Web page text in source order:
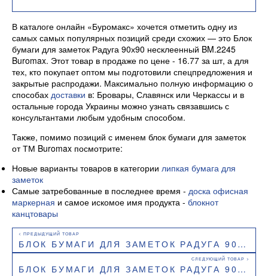
В каталоге онлайн «Буромакс» хочется отметить одну из
самых самых популярных позиций среди схожих — это Блок
бумаги для заметок Радуга 90х90 несклеенный BM.2245
Buromax. Этот товар в продаже по цене - 16.77 за шт, а для
тех, кто покупает оптом мы подготовили спецпредложения и
закрытые распродажи. Максимально полную информацию о
способах доставки в: Бровары, Славянск или Черкассы и в
остальные города Украины можно узнать связавшись с
консультантами любым удобным способом.
Также, помимо позиций с именем блок бумаги для заметок
от ТМ Buromax посмотрите:
Новые варианты товаров в категории липкая бумага для
заметок
Самые затребованные в последнее время - доска офисная
маркерная и самое искомое имя продукта - блокнот
канцтовары
БЛОК БУМАГИ ДЛЯ ЗАМЕТОК РАДУГА 90Х90 СКЛЕЕННЫЙ BM.2244 BUROMAX
БЛОК БУМАГИ ДЛЯ ЗАМЕТОК РАДУГА 90Х90 НЕСКЛЕЕННЫЙ BM.2249 BUROMAX